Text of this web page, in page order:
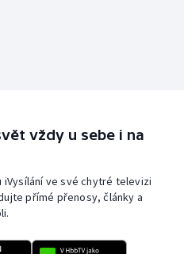
vždy u sebe i na
iVysílání ve své chytré televizi
přímé přenosy, články a